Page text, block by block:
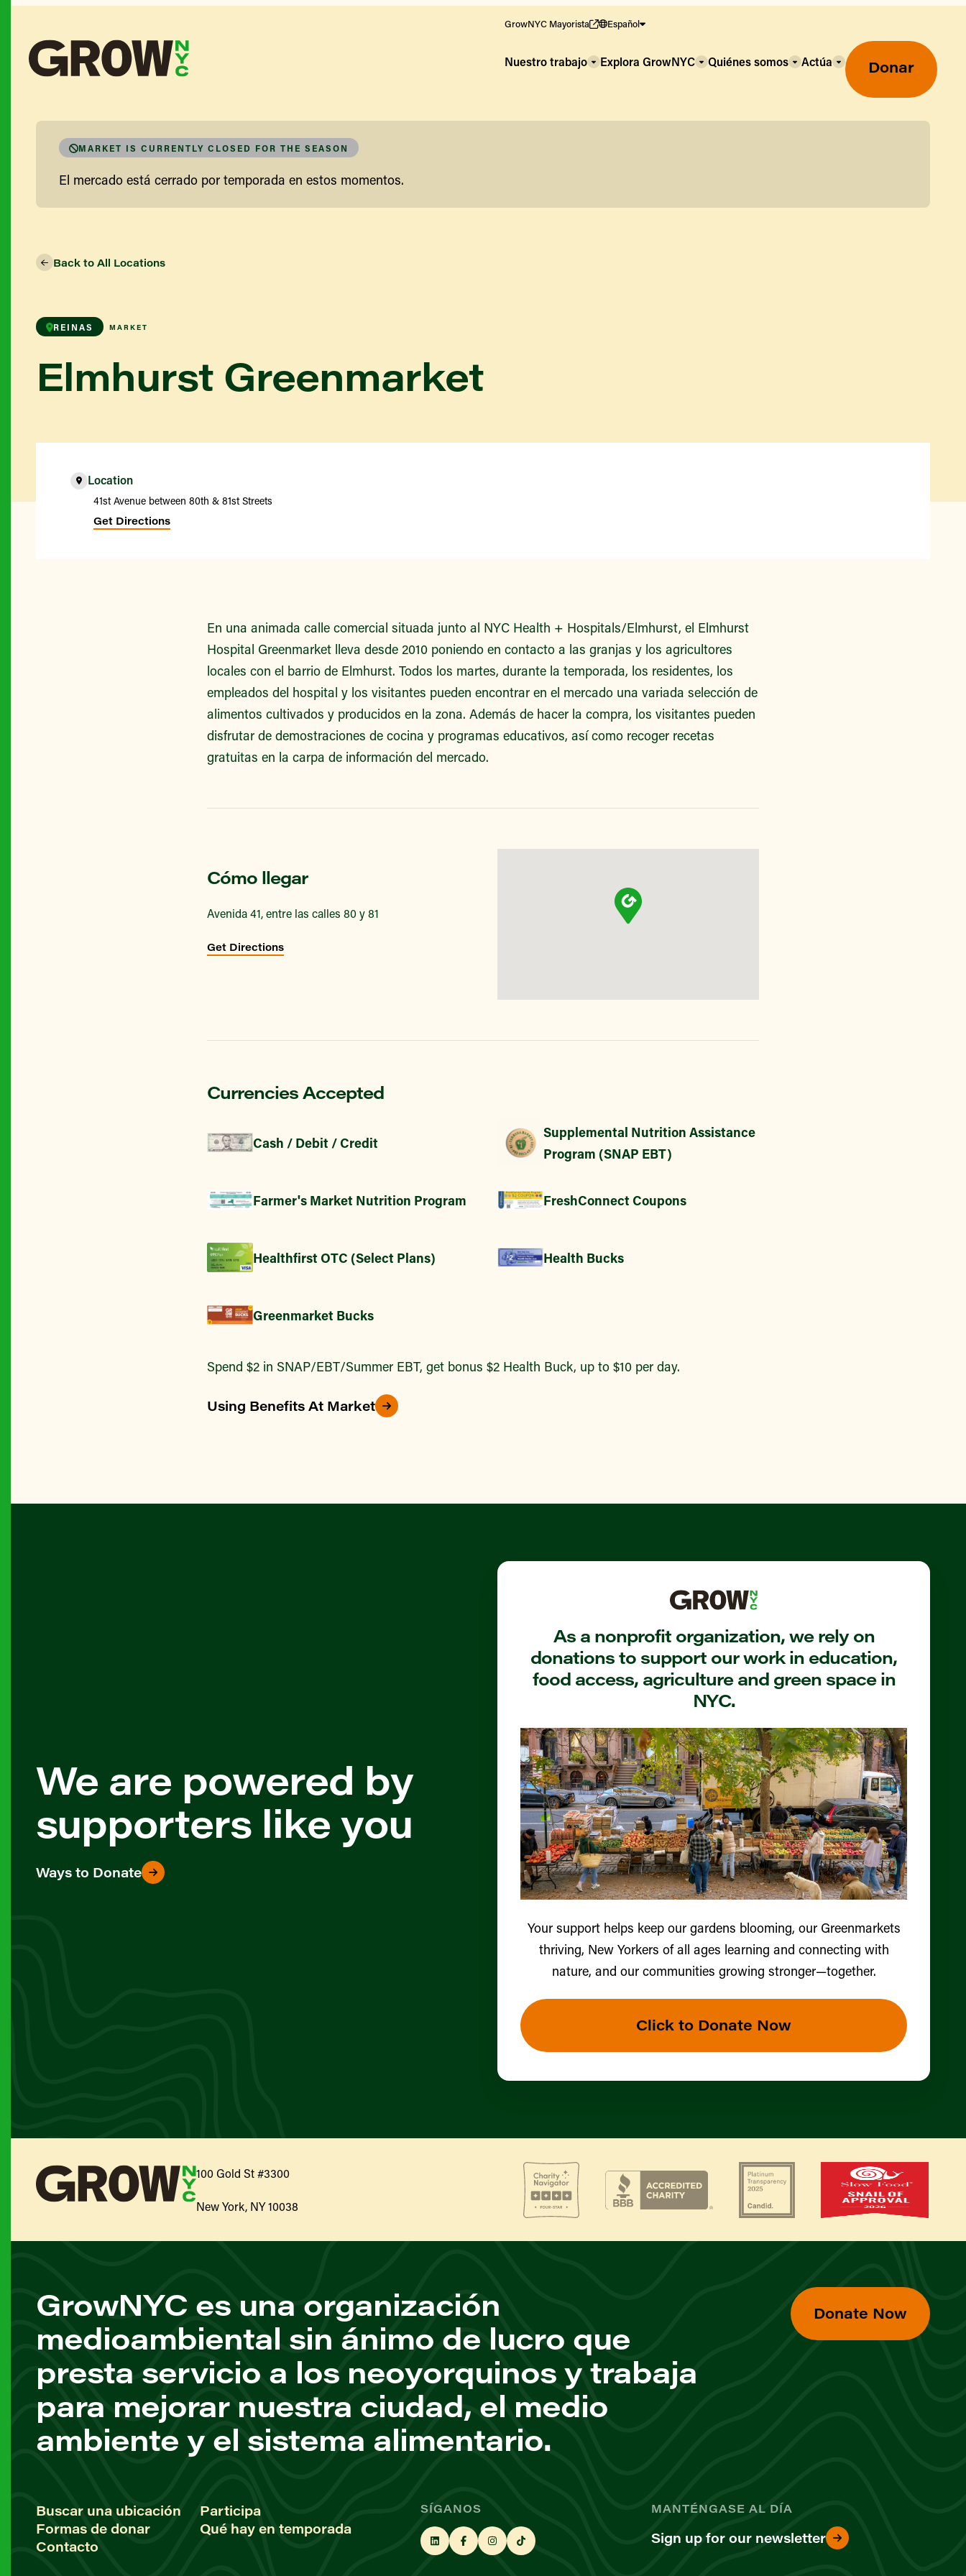
GrowNYC Mayorista Español
Nuestro trabajo
Encuentre un mercado
Explora GrowNYC Quiénes somos Actúa Donar
MARKET IS CURRENTLY CLOSED FOR THE SEASON
El mercado está cerrado por temporada en estos momentos.
Back to All Locations
REINAS MARKET
Elmhurst Greenmarket
Location
41st Avenue between 80th & 81st Streets
Get Directions
En una animada calle comercial situada junto al NYC Health + Hospitals/Elmhurst, el Elmhurst
Hospital Greenmarket lleva desde 2010 poniendo en contacto a las granjas y los agricultores
locales con el barrio de Elmhurst. Todos los martes, durante la temporada, los residentes, los
empleados del hospital y los visitantes pueden encontrar en el mercado una variada selección de
alimentos cultivados y producidos en la zona. Además de hacer la compra, los visitantes pueden
disfrutar de demostraciones de cocina y programas educativos, así como recoger recetas
gratuitas en la carpa de información del mercado.
Cómo llegar
Avenida 41, entre las calles 80 y 81
Get Directions
Currencies Accepted
Cash / Debit / Credit
Supplemental Nutrition Assistance
Program (SNAP EBT)
Farmer's Market Nutrition Program FreshConnect Coupons
Healthfirst OTC (Select Plans) Health Bucks
Greenmarket Bucks
Spend $2 in SNAP/EBT/Summer EBT, get bonus $2 Health Buck, up to $10 per day.
Using Benefits At Market
We are powered by
supporters like you
Ways to Donate
As a nonprofit organization, we rely on
donations to support our work in education,
food access, agriculture and green space in
NYC.
Your support helps keep our gardens blooming, our Greenmarkets
thriving, New Yorkers of all ages learning and connecting with
nature, and our communities growing stronger—together.
Click to Donate Now
100 Gold St #3300
New York, NY 10038
GrowNYC es una organización
medioambiental sin ánimo de lucro que
presta servicio a los neoyorquinos y trabaja
para mejorar nuestra ciudad, el medio
ambiente y el sistema alimentario.
Donate Now
Buscar una ubicación
Participa
Formas de donar
Qué hay en temporada
Contacto
SÍGANOS MANTÉNGASE AL DÍA
Sign up for our newsletter